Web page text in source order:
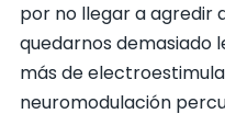
por no llegar a agredir
quedarnos demasiado
más de
neuromodulación